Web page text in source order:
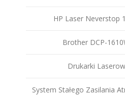
HP Laser Neverstop
Brother DCP-
Drukarki
System Stałego Zasilania